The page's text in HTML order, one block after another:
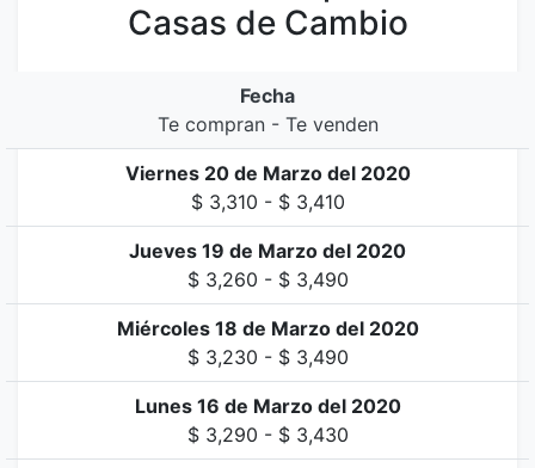
Casas de Cambio
Fecha
Te compran - Te venden
Viernes 20 de Marzo del 2020
$ 3,310 - $ 3,410
Jueves 19 de Marzo del 2020
$ 3,260 - $ 3,490
Miércoles 18 de Marzo del 2020
$ 3,230 - $ 3,490
Lunes 16 de Marzo del 2020
$ 3,290 - $ 3,430